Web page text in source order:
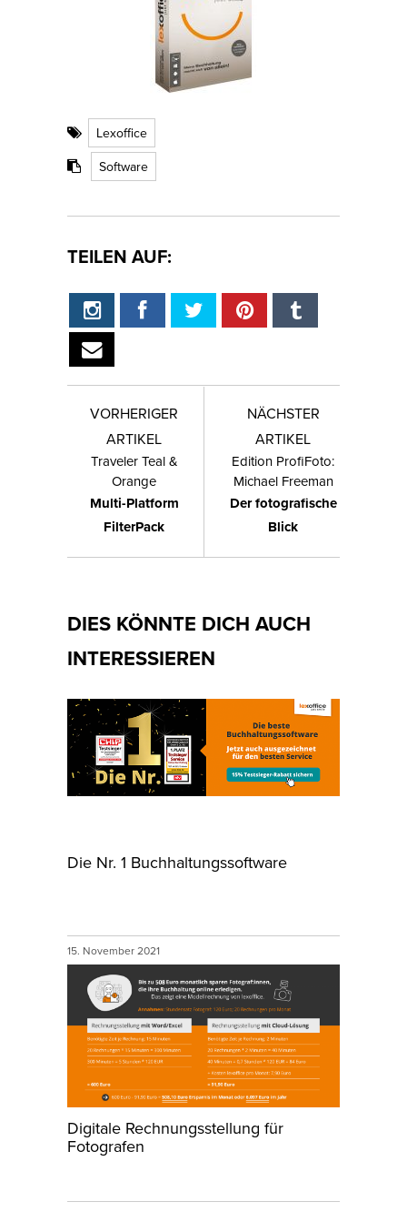
Lexoffice
Software
TEILEN AUF:
VORHERIGER
ARTIKEL
Traveler Teal &
Orange
Multi-Platform
FilterPack
NÄCHSTER
ARTIKEL
Edition ProfiFoto:
Michael Freeman
Der fotografische
Blick
DIES KÖNNTE DICH AUCH
INTERESSIEREN
Die Nr. 1 Buchhaltungssoftware
15. November 2021
Digitale Rechnungsstellung für
Fotografen